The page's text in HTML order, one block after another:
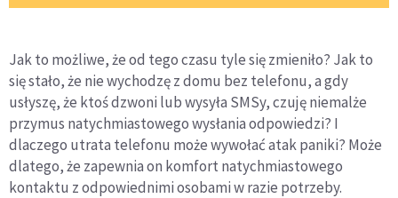
Jak to możliwe, że od tego czasu tyle się zmieniło? Jak to
się stało, że nie wychodzę z domu bez telefonu, a gdy
usłyszę, że ktoś dzwoni lub wysyła SMSy, czuję niemalże
przymus natychmiastowego wysłania odpowiedzi? I
dlaczego utrata telefonu może wywołać atak paniki? Może
dlatego, że zapewnia on komfort natychmiastowego
kontaktu z odpowiednimi osobami w razie potrzeby.